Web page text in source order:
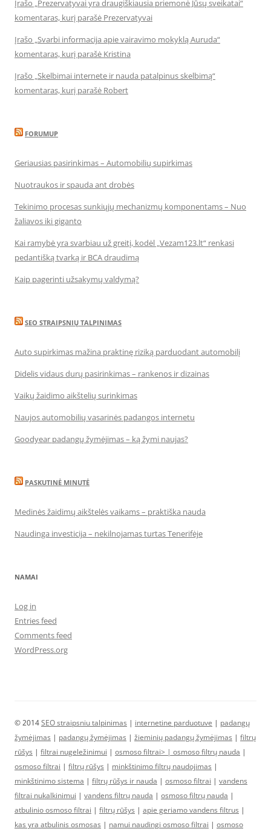
Įrašo „Prezervatyvai yra draugiškiausia priemonė Jūsų sveikatai“
komentaras, kurį parašė Prezervatyvai
Įrašo „Svarbi informacija apie vairavimo mokyklą Auruda“
komentaras, kurį parašė Kristina
Įrašo „Skelbimai internete ir nauda patalpinus skelbimą“
komentaras, kurį parašė Robert
FORUMUP
Geriausias pasirinkimas – Automobilių supirkimas
Nuotraukos ir spauda ant drobės
Tekinimo procesas sunkiųjų mechanizmų komponentams – Nuo
žaliavos iki giganto
Kai ramybė yra svarbiau už greitį, kodėl „Vezam123.lt“ renkasi
pedantišką tvarką ir BCA draudimą
Kaip pagerinti užsakymų valdymą?
SEO STRAIPSNIŲ TALPINIMAS
Auto supirkimas mažina praktinę riziką parduodant automobilį
Didelis vidaus durų pasirinkimas – rankenos ir dizainas
Vaikų žaidimo aikštelių surinkimas
Naujos automobilių vasarinės padangos internetu
Goodyear padangų žymėjimas – ką žymi naujas?
PASKUTINĖ MINUTĖ
Medinės žaidimų aikštelės vaikams – praktiška nauda
Naudinga investicija – nekilnojamas turtas Tenerifėje
NAMAI
Log in
Entries feed
Comments feed
WordPress.org
© 2014SEO straipsniu talpinimas | internetine parduotuve | padangų
žymėjimas | padangų žymėjimas | žieminių padangų žymėjimas | filtrų
rūšys | filtrai nugeležinimui | osmoso filtrai> | osmoso filtrų nauda |
osmoso filtrai | filtrų rūšys | minkštinimo filtrų naudojimas |
minkštinimo sistema | filtrų rūšys ir nauda | osmoso filtrai | vandens
filtrai nukalkinimui | vandens filtrų nauda | osmoso filtrų nauda |
atbulinio osmoso filtrai | filtrų rūšys | apie geriamo vandens filtrus |
kas yra atbulinis osmosas | namui naudingi osmoso filtrai | osmoso